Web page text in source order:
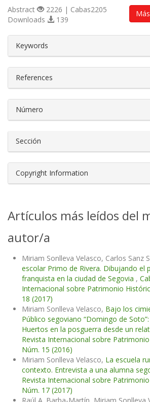
Abstract
2226 | Cabas2205
Downloads
139
Keywords
References
Número
Sección
Copyright Information
Artículos más leídos del
autor/a
Miriam Sonlleva Velasco, Carlos Sanz
escolar Primo de Rivera. Dibujando el
franquista en la ciudad de Segovia ,
Internacional sobre Patrimonio
18 (2017)
Miriam Sonlleva Velasco, Bajo los
Público segoviano “Domingo de
Huertos en la posguerra desde un
Revista Internacional sobre
Núm. 15 (2016)
Miriam Sonlleva Velasco, La escuela
contexto. Entrevista a una alumna
Revista Internacional sobre
Núm. 17 (2017)